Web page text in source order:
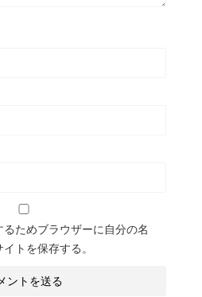
ためブラウザーに自分の名
トを保存する。